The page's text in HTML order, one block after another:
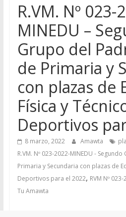
R.VM. Nº 023-
MINEDU –
Grupo del
de Primaria y
con plazas de
Física y
Deportivos
8 marzo, 2022 Amawta
R.VM. Nº 023-2022-MINEDU -
Primaria y Secundaria con plazas de
Deportivos para el 2022, RVM Nº
Tu Amawta